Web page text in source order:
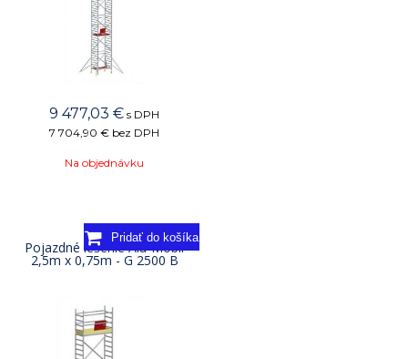
9 477,03 € s DPH
7 704,90 € bez DPH
Na objednávku
Pojazdné lešenie Alu-Mobil
2,5m x 0,75m - G 2500 B